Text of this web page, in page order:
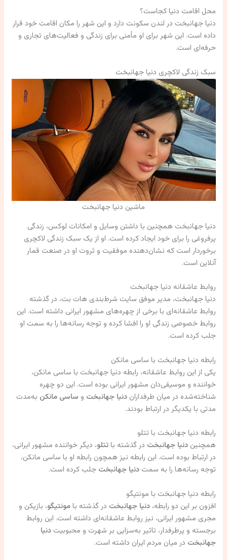
محل اقامت دنیا کجاست؟
دنیا جهانبخت در لندن سکونت دارد و این شهر را مکان اقامت خود قرار
داده است. این شهر برای او مأمنی برای زندگی و فعالیت‌های تجاری و
حرفه‌ای است.
سبک زندگی لاکچری دنیا جهانبخت
ماشین دنیا جهانبخت
دنیا جهانبخت همچنین با داشتن وسایل و امکانات لوکس، زندگی
پرفروغی را برای خود ایجاد کرده است. او از یک سبک زندگی لاکچری
برخوردار است که نشان‌دهنده موفقیت و ثروت او در صنعت قمار
آنلاین است.
روابط عاشقانه دنیا جهانبخت
دنیا جهانبخت، مدیر موفق سایت شرط‌بندی هات بت، در گذشته
روابط عاشقانه‌ای با برخی از چهره‌های مشهور ایرانی داشته است. این
روابط خصوصی زندگی او را افشا کرده و توجه رسانه‌ها را به سمت او
جلب کرده است.
رابطه دنیا جهانبخت با ساسی مانکن
یکی از این روابط عاشقانه، رابطه دنیا جهانبخت با ساسی مانکن،
خواننده و موسیقی‌دان مشهور ایرانی بوده است. این دو چهره
شناخته‌شده در میان طرفداراندنیا جهانبخت و ساسی مانکن به‌مدت
مدتی با یکدیگر در ارتباط بودند.
رابطه دنیا جهانبخت با تتلو
همچنیندنیا جهانبخت در گذشته باتتلو، دیگر خواننده مشهور ایرانی،
در ارتباط بوده است. این رابطه نیز همچون رابطه او با ساسی مانکن،
توجه رسانه‌ها را به سمتدنیا جهانبخت جلب کرده است.
رابطه دنیا جهانبخت با مونتیگو
افزون بر این دو رابطه،دنیا جهانبخت در گذشته بامونتیگو، بازیکن و
مجری مشهور ایرانی، نیز روابط عاشقانه‌ای داشته است. این روابط
برجسته و پرطرفدار، تاثیر به‌سزایی بر شهرت و محبوبیتدنیا
جهانبخت در میان مردم ایران داشته است.